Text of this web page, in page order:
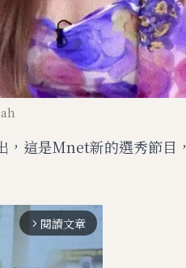
這是Mnet新的選秀節目，
arrow_forward_ios 閱讀文章